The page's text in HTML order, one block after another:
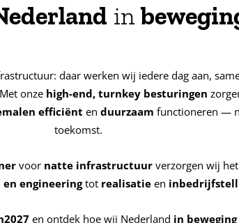
in
daar werken wij iedere dag aan,
onze high-end, turnkey besturingen
efficiënt en duurzaam functioneren —
toekomst.
voor natte infrastructuur verzorgen wij
engineeringtot realisatie en
2027en ontdek hoe wij Nederland in beweging